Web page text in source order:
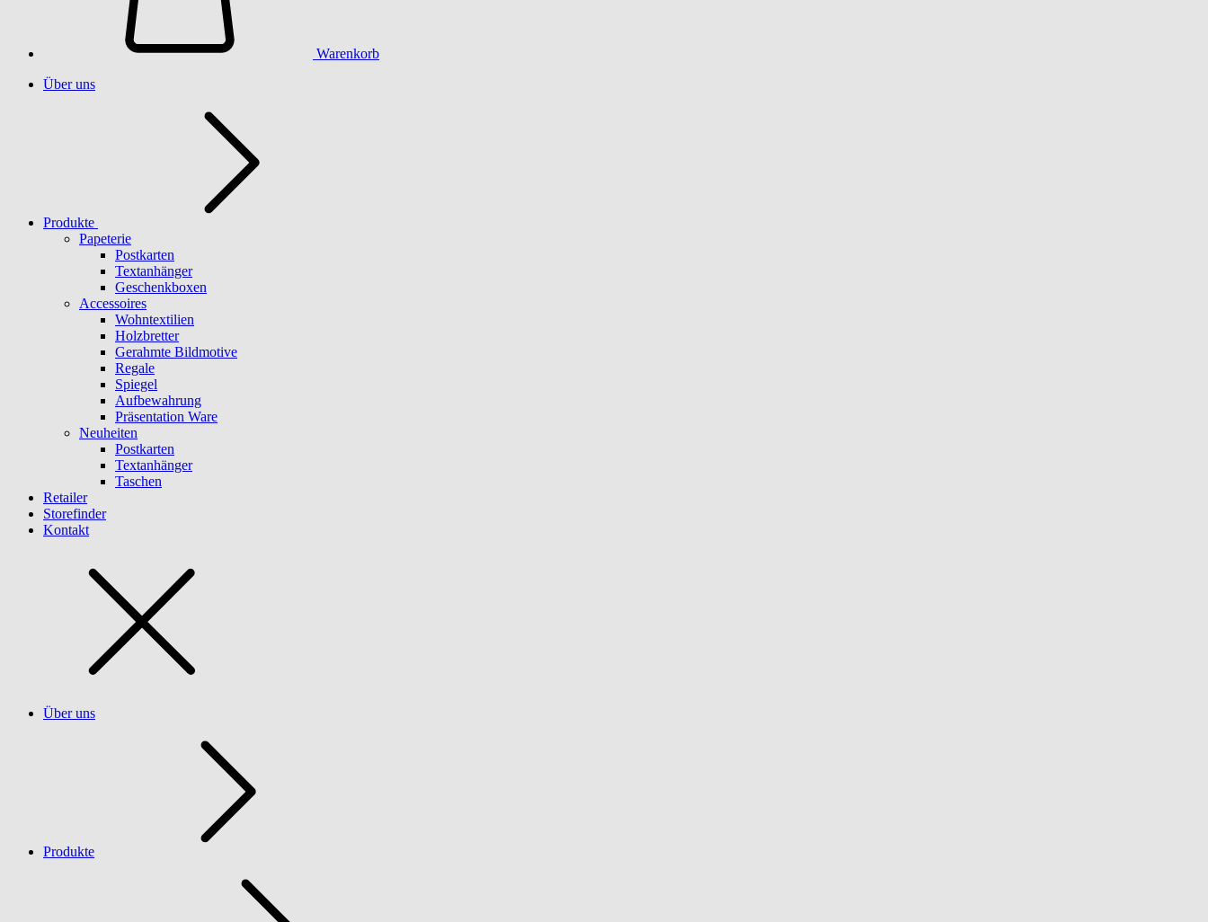
Warenkorb
Über uns
Produkte
Papeterie
Postkarten
Textanhänger
Geschenkboxen
Accessoires
Wohntextilien
Holzbretter
Gerahmte Bildmotive
Regale
Spiegel
Aufbewahrung
Präsentation Ware
Neuheiten
Postkarten
Textanhänger
Taschen
Retailer
Storefinder
Kontakt
Über uns
Produkte